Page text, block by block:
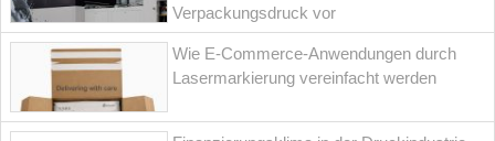
Verpackungsdruck vor
Wie E-Commerce-Anwendungen durch
Lasermarkierung vereinfacht werden